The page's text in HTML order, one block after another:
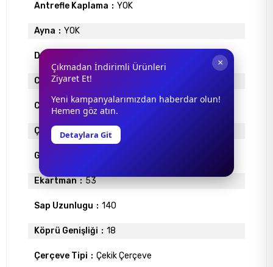
Antrefle Kaplama YOK
Ayna YOK
Degrade
Cam Materyali
Cam Rengi KAHVE
Çerçeve Materyali
Gövde Rengi
Ekartman 53
Sap Uzunlugu 140
Köprü Genişliği 18
Çerçeve Tipi Çekik Çerçeve
×
Çıkmadan İndirimli Ürünleri
Ziyaret Et!
Yeni kampanyalarımızdan haberdar olun!
Hemen göz atın.
Detaylara Git